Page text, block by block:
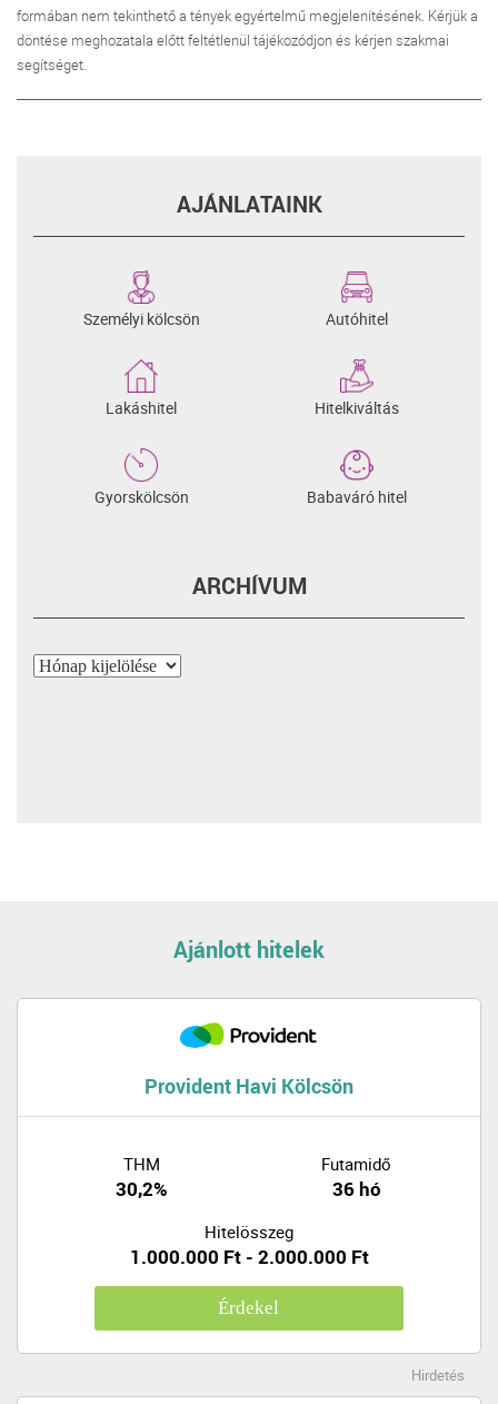
formában nem tekinthető a tények egyértelmű megjelenítésének. Kérjük a
döntése meghozatala előtt feltétlenül tájékozódjon és kérjen szakmai
segítséget.
AJÁNLATAINK
Személyi kölcsön Autóhitel
Lakáshitel Hitelkiváltás
Gyorskölcsön Babaváró hitel
ARCHÍVUM
Archívum
Ajánlott hitelek
Provident Havi Kölcsön
THM
30,2%
Futamidő
36 hó
Hitelösszeg
1.000.000 Ft - 2.000.000 Ft
Érdekel
Hirdetés